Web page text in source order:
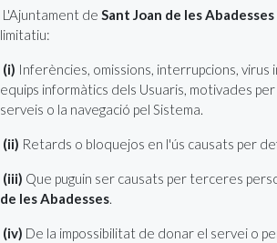
L'Ajuntament de Sant Joan de les Abadesses
limitatiu:
(i) Inferències, omissions, interrupcions,
equips informàtics dels Usuaris, motivades
serveis o la navegació pel Sistema.
(ii) Retards o bloquejos en l'ús causats per
(iii) Que puguin ser causats per terceres
de les Abadesses.
(iv) De la impossibilitat de donar el servei o